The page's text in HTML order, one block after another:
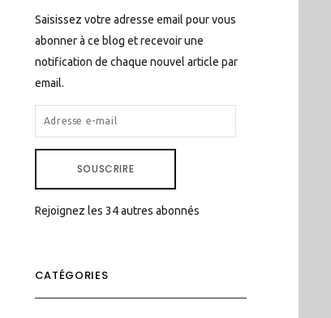
Saisissez votre adresse email pour vous
abonner à ce blog et recevoir une
notification de chaque nouvel article par
email.
ADRESSE
E-
SOUSCRIRE
Rejoignez les 34 autres abonnés
CATÉGORIES